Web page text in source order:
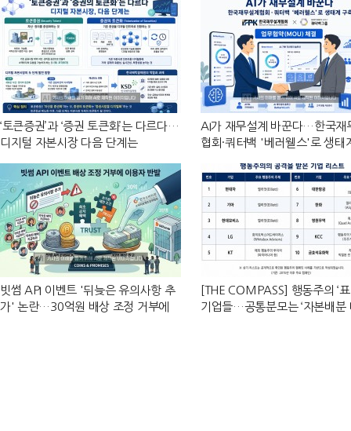
‘토큰증권’과 ‘증권 토큰화’는 다르다…
디지털 자본시장 다음 단계는
AI가 재무설계 바꾼다…한국재
협회·쿼터백 '베러웰스'로 생태
빗썸 API 이벤트 '뒤늦은 유의사항 추
가' 논란…30억원 배상 조정 거부에
[THE COMPASS] 행동주의 ‘표
기업들…공통분모는 ‘자본배분